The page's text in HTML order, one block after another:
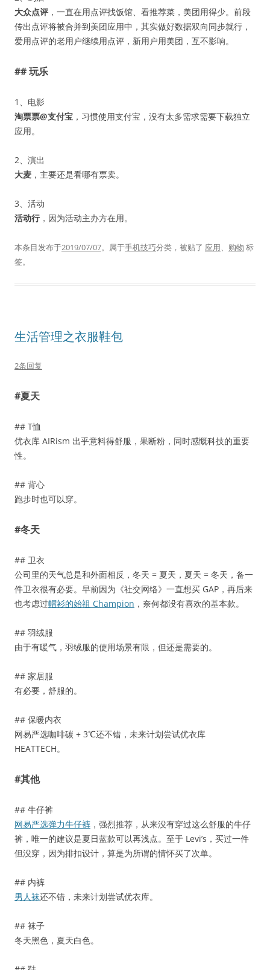
大众点评，一直在用点评找饭馆、看推荐菜，美团用得少。前段
传出点评将被合并到美团应用中，其实做好数据双向同步就行，
爱用点评的老用户继续用点评，新用户用美团，互不影响。
## 玩乐
1、电影
淘票票@支付宝 ，习惯使用支付宝，没有太多需求需要下载独立
应用。
2、演出
大麦 ，主要还是看哪有票卖。
3、活动
活动行，因为活动主办方在用。
本条目发布于2019/07/07。属于手机技巧分类，被贴了 应用、 购物 标
签。
生活管理之衣服鞋包
2条回复
#夏天
## T恤
优衣库 AIRism 出乎意料得舒服，果断粉，同时感慨科技的重要
性。
## 背心
跑步时也可以穿。
#冬天
## 卫衣
公司里的天气总是和外面相反，冬天 = 夏天，夏天 = 冬天，备一
件卫衣很有必要。早前因为《社交网络》一直想买 GAP，再后来
也考虑过帽衫的始祖 Champion ，奈何都没有喜欢的基本款。
## 羽绒服
由于有暖气，羽绒服的使用场景有限，但还是需要的。
## 家居服
有必要，舒服的。
## 保暖内衣
网易严选咖啡碳 + 3℃还不错，未来计划尝试优衣库
HEATTECH。
#其他
## 牛仔裤
网易严选弹力牛仔裤 ，强烈推荐，从来没有穿过这么舒服的牛仔
裤，唯一的建议是夏日蓝款可以再浅点。至于 Levi’s，买过一件
但没穿，因为排扣设计，算是为所谓的情怀买了次单。
## 内裤
男人袜还不错，未来计划尝试优衣库。
## 袜子
冬天黑色，夏天白色。